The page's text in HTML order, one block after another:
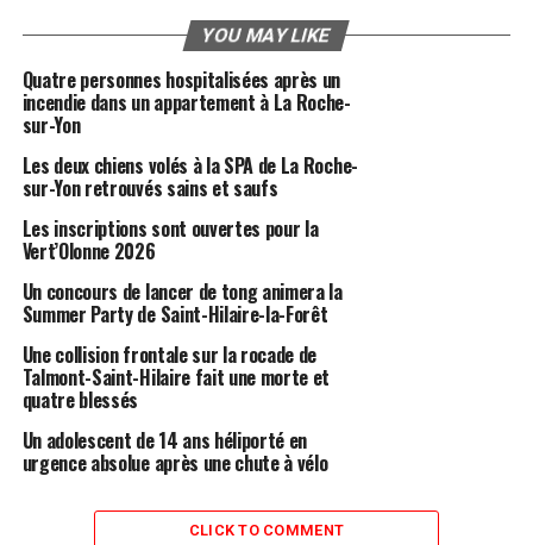
YOU MAY LIKE
Quatre personnes hospitalisées après un
incendie dans un appartement à La Roche-
sur-Yon
Les deux chiens volés à la SPA de La Roche-
sur-Yon retrouvés sains et saufs
Les inscriptions sont ouvertes pour la
Vert’Olonne 2026
Un concours de lancer de tong animera la
Summer Party de Saint-Hilaire-la-Forêt
Une collision frontale sur la rocade de
Talmont-Saint-Hilaire fait une morte et
quatre blessés
Un adolescent de 14 ans héliporté en
urgence absolue après une chute à vélo
CLICK TO COMMENT